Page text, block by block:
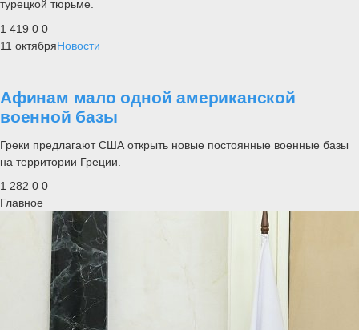
турецкой тюрьме.
1 419 0 0
11 октябряНовости
Афинам мало одной американской
военной базы
Греки предлагают США открыть новые постоянные военные базы
на территории Греции.
1 282 0 0
Главное